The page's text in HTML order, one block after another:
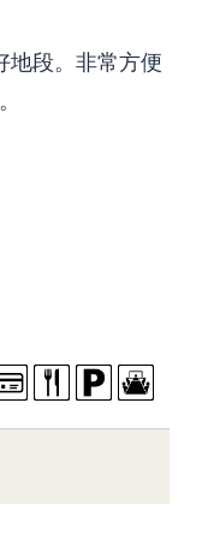
地段。非常方便